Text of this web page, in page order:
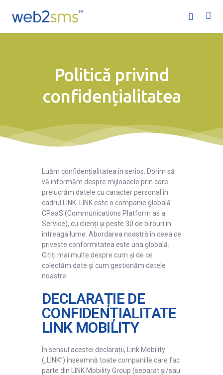
Politică privind
confidențialitatea
Servicii
Companie
Ajutor
Înregistrare
Autentificare
Luăm confidențialitatea în serios. Dorim să
vă informăm despre mijloacele prin care
prelucrăm datele cu caracter personal în
cadrul LINK. LINK este o companie globală
CPaaS (Communications Platform as a
Service), cu clienți și peste 30 de birouri în
întreaga lume. Abordarea noastră în ceea ce
privește conformitatea este una globală.
Citiți mai multe despre cum și de ce
colectăm date și cum gestionăm datele
noastre.
DECLARAȚIE DE
CONFIDENȚIALITATE
LINK MOBILITY
În sensul acestei declarații, Link Mobility
(„LINK”) înseamnă toate companiile care fac
parte din LINK Mobility Group (separat și/sau